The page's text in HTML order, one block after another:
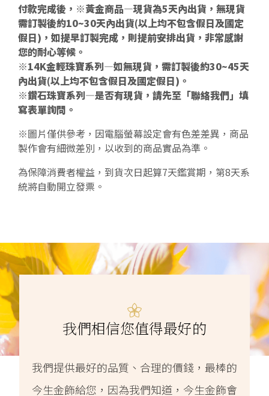
付款完成後，※黃金商品—現貨為5天內出貨，無現貨
需訂製後約10~30天內出貨(以上均不包含假日及國定
假日)，如提早訂製完成，則提前安排出貨，非常感謝
您的耐心等候。
※14K金輕珠寶系列—如無現貨，需訂製後約30~45天
內出貨(以上均不包含假日及國定假日)。
※鑽石珠寶系列—是否有現貨，請先至「聯絡我們」填
寫表單詢問。
※圖片僅供參考，因電腦螢幕設定會有色差差異，商品
製作會有細微差別，以收到的商品實品為準。
為保障消費者權益，到貨次日起算7天鑑賞期，第8天系
統將自動開立發票。
我們相信您值得最好的
我們提供最好的品質、合理的價錢，最棒的
今生金飾給您，因為我們知道，今生金飾會